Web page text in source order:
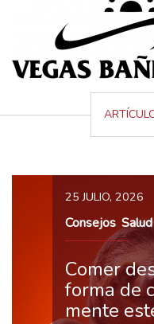
25 JULIO, 2026
Consejos, Salud
Comer
forma de
mente